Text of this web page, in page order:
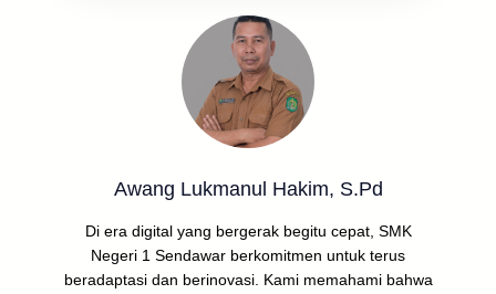
Awang Lukmanul Hakim, S.Pd
Di era digital yang bergerak begitu cepat, SMK
Negeri 1 Sendawar berkomitmen untuk terus
beradaptasi dan berinovasi. Kami memahami bahwa